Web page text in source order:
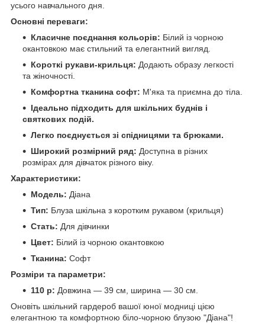
усього навчального дня.
Основні переваги:
Класичне поєднання кольорів: Білий із чорною
окантовкою має стильний та елегантний вигляд.
Короткі рукави-крильця: Додають образу легкості
та жіночності.
Комфортна тканина софт: М'яка та приємна до тіла.
Ідеально підходить для шкільних буднів і
святкових подій.
Легко поєднується зі спідницями та брюками.
Широкий розмірний ряд: Доступна в різних
розмірах для дівчаток різного віку.
Характеристики:
Модель: Діана
Тип: Блуза шкільна з коротким рукавом (крильця)
Стать: Для дівчинки
Цвет: Білий із чорною окантовкою
Тканина: Софт
Розміри та параметри:
110 р: Довжина — 39 см, ширина — 30 см.
Оновіть шкільний гардероб вашої юної модниці цією
елегантною та комфортною біло-чорною блузою "Діана"!